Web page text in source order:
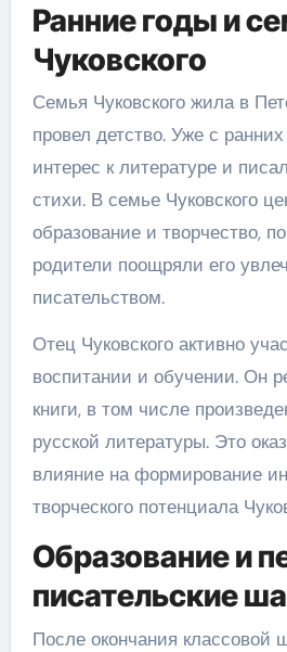
Ранние годы и
Чуковского
Семья Чуковского жила в
провел детство. Уже с
интерес к литературе и
стихи. В семье Чуковского
образование и творчество,
родители поощряли его
писательством.
Отец Чуковского активно
воспитании и обучении. Он
книги, в том числе
русской литературы. Это
влияние на формирование
творческого потенциала
Образование и
писательские
После окончания классовой